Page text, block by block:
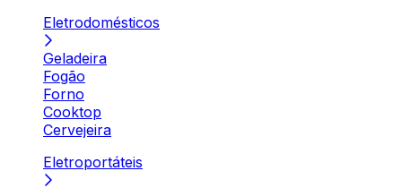
Eletrodomésticos
Geladeira
Fogão
Forno
Cooktop
Cervejeira
Eletroportáteis